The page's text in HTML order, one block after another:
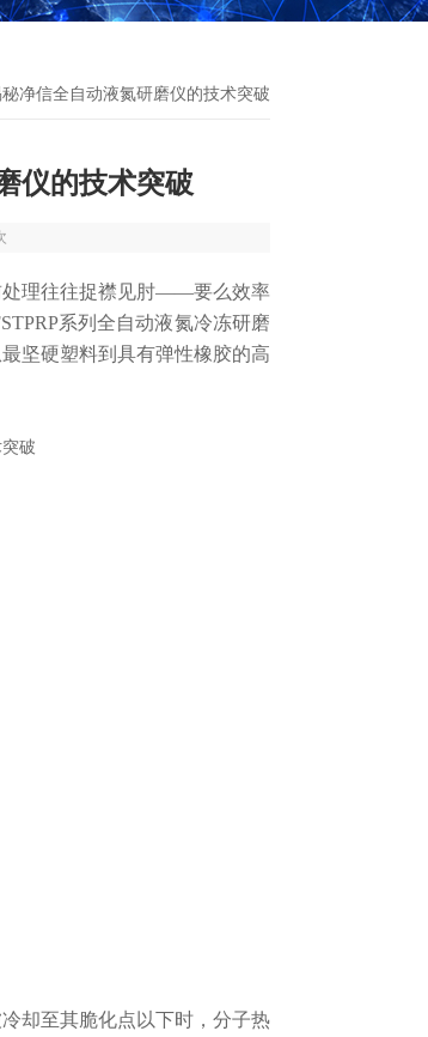
净信全自动液氮研磨仪的技术突破
仪的技术突破
理往往捉襟见肘——要么效率
系列全自动液氮冷冻研磨
坚硬塑料到具有弹性橡胶的高
却至其脆化点以下时，分子热